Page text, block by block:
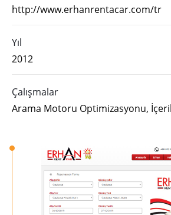
http://www.erhanrentacar.com/tr
Yıl
2012
Çalışmalar
Arama Motoru Optimizasyonu,